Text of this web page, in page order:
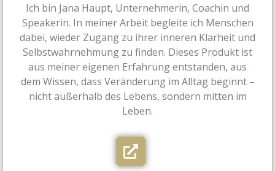
Ich bin Jana Haupt, Unternehmerin, Coachin und
Speakerin. In meiner Arbeit begleite ich Menschen
dabei, wieder Zugang zu ihrer inneren Klarheit und
Selbstwahrnehmung zu finden. Dieses Produkt ist
aus meiner eigenen Erfahrung entstanden, aus
dem Wissen, dass Veränderung im Alltag beginnt –
nicht außerhalb des Lebens, sondern mitten im
Leben.